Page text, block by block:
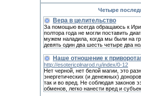
Четыре
Вера в целительство
За помощью всегда обращаюсь к
полтора года не могли поставить
мужем наладила, когда мы были на
девять один два шесть четыре два
Наше отношение к
http://esotericplnarod.ru/index/0-12
Нет черной, нет белой магии, это
энергетических (и денежных)
так и во вред. Не соблюдая законов
обменов, легко нанести вред и